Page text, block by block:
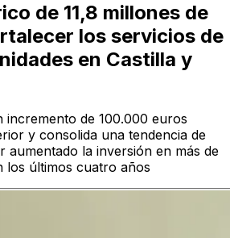
de 11,8 millones de
los servicios de
en Castilla y
incremento de 100.000 euros
y consolida una tendencia de
aumentado la inversión en más de
los últimos cuatro años